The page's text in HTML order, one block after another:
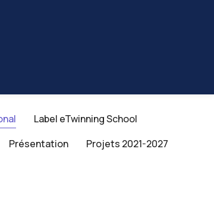
Label eTwinning School
Présentation
Projets 2021-2027